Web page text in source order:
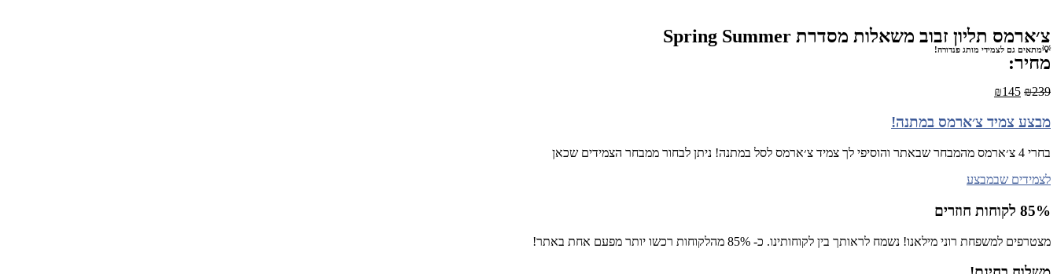
צ׳ארמס תליון זבוב משאלות מסדרת Spring Summer
💡מתאים גם לצמידי מותג פנדורה!
מחיר:
₪239
₪145
מבצע צמיד צ׳ארמס במתנה!
בחרי 4 צ׳ארמס מהמבחר שבאתר והוסיפי לך צמיד צ׳ארמס לסל במתנה! ניתן לבחור ממבחר הצמידים שכאן
לצמידים שבמבצע
85% לקוחות חוזרים
מצטרפים למשפחת רוני מילאנו! נשמח לראותך בין לקוחותינו. כ- 85% מהלקוחות רכשו יותר מפעם אחת באתר!